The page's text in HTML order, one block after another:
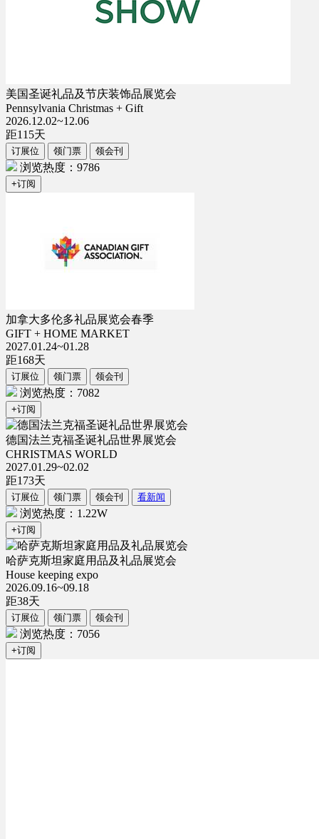
美国圣诞礼品及节庆装饰品展览会
Pennsylvania Christmas + Gift
2026.12.02~12.06
距115天
订展位 领门票 领会刊
浏览热度：9786
+订阅
加拿大多伦多礼品展览会春季
GIFT + HOME MARKET
2027.01.24~01.28
距168天
订展位 领门票 领会刊
浏览热度：7082
+订阅
德国法兰克福圣诞礼品世界展览会
CHRISTMAS WORLD
2027.01.29~02.02
距173天
订展位 领门票 领会刊 看新闻
浏览热度：1.22W
+订阅
哈萨克斯坦家庭用品及礼品展览会
House keeping expo
2026.09.16~09.18
距38天
订展位 领门票 领会刊
浏览热度：7056
+订阅